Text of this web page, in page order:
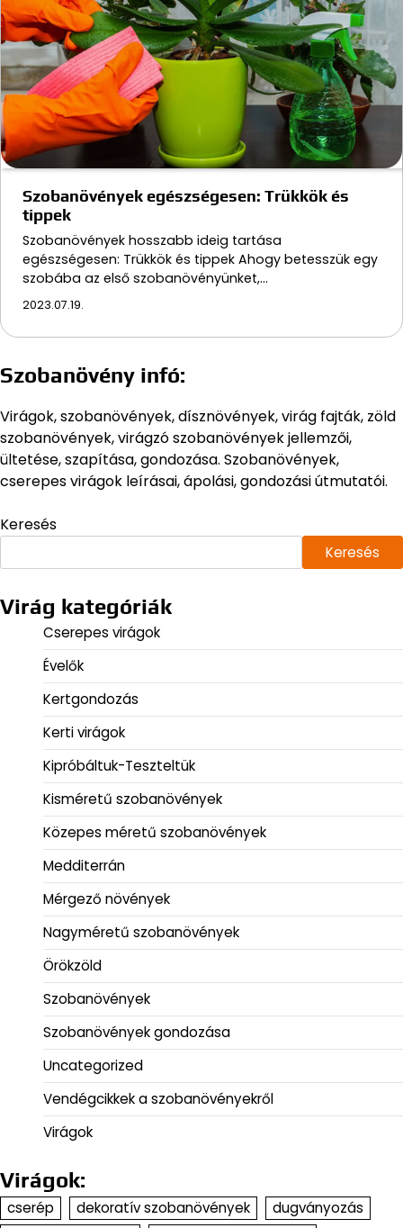
Szobanövények egészségesen: Trükkök és
tippek
Szobanövények hosszabb ideig tartása
egészségesen: Trükkök és tippek Ahogy betesszük egy
szobába az első szobanövényünket,…
2023.07.19.
Szobanövény infó:
Virágok, szobanövények, dísznövények, virág fajták, zöld
szobanövények, virágzó szobanövények jellemzői,
ültetése, szapítása, gondozása. Szobanövények,
cserepes virágok leírásai, ápolási, gondozási útmutatói.
Keresés
Keresés
Virág kategóriák
Cserepes virágok
Évelők
Kertgondozás
Kerti virágok
Kipróbáltuk-Teszteltük
Kisméretű szobanövények
Közepes méretű szobanövények
Medditerrán
Mérgező növények
Nagyméretű szobanövények
Örökzöld
Szobanövények
Szobanövények gondozása
Uncategorized
Vendégcikkek a szobanövényekről
Virágok
Virágok:
cserép dekoratív szobanövények
dugványozás